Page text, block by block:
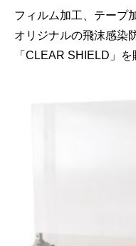
フィルム加工、テープ
オリジナルの飛沫感染
「CLEAR SHIELD」を